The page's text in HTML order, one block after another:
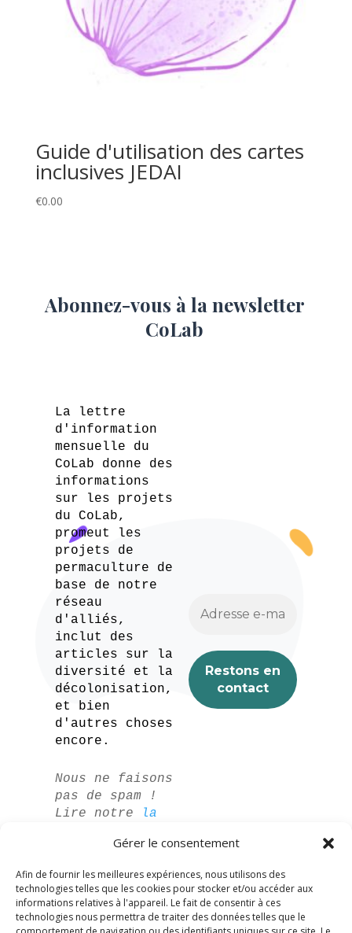
Gérer le consentement
Afin de fournir les meilleures expériences, nous utilisons des
technologies telles que les cookies pour stocker et/ou accéder aux
informations relatives à l'appareil. Le fait de consentir à ces
technologies nous permettra de traiter des données telles que le
Guide d'utilisation des cartes
inclusives JEDAI
€0.00
Abonnez-vous à la newsletter
CoLab
La lettre
d'information
mensuelle du
CoLab donne des
informations
sur les projets
du CoLab,
promeut les
projets de
permaculture de
base de notre
réseau
d'alliés,
inclut des
articles sur la
diversité et la
décolonisation,
et bien
d'autres choses
encore.
Nous ne faisons
pas de spam !
Lire notre
la
confidentialité
d'informations.